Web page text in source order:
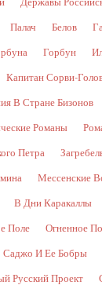
Палач Белов
Горбун
Капитан Сорви-
В Стране Бизонов
Романы
Петра
Мессенские
В Дни Каракаллы
Поле Огненное
Саджо И Ее Бобры
Русский Проект